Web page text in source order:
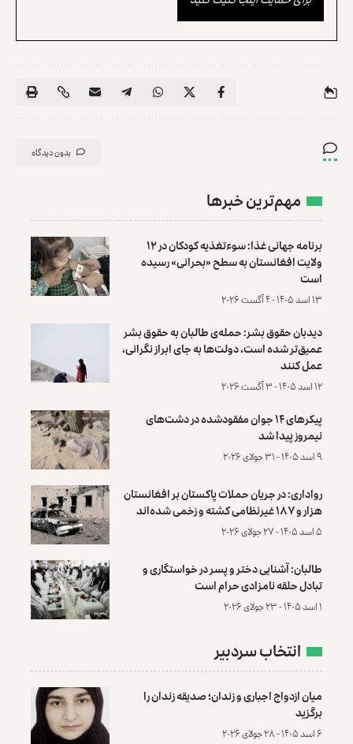
بدون دیدگاه
مهم‌ترین خبرها
برنامه جهانی غذا: سوءتغذیه کودکان در ۱۲
ولایت افغانستان به سطح «بحرانی» رسیده
است
۱۳ اسد ۱۴۰۵ - ۴ آگست ۲۰۲۶
دیدبان حقوق بشر: حمله‌ی طالبان به حقوق بشر
عمیق‌تر شده است، دولت‌ها به جای ابراز نگرانی،
عمل کنند
۱۲ اسد ۱۴۰۵ - ۳ آگست ۲۰۲۶
پیکرهای ۱۴ جوان مفقودشده در دشت‌های
نیمروز پیدا شد
۹ اسد ۱۴۰۵ - ۳۱ جولای ۲۰۲۶
رواداری: در جریان حملات پاکستان بر افغانستان
هزار و ۱۸۷ غیرنظامی کشته و زخمی شده‌اند
۵ اسد ۱۴۰۵ - ۲۷ جولای ۲۰۲۶
طالبان: آشنایی دختر و پسر در خواستگاری و
تبادل حلقه نامزادی حرام است
۱ اسد ۱۴۰۵ - ۲۳ جولای ۲۰۲۶
انتخاب سردبیر
میان ازدواج اجباری و زندان؛ صدیقه زندان را
برگزید
۶ اسد ۱۴۰۵ - ۲۸ جولای ۲۰۲۶